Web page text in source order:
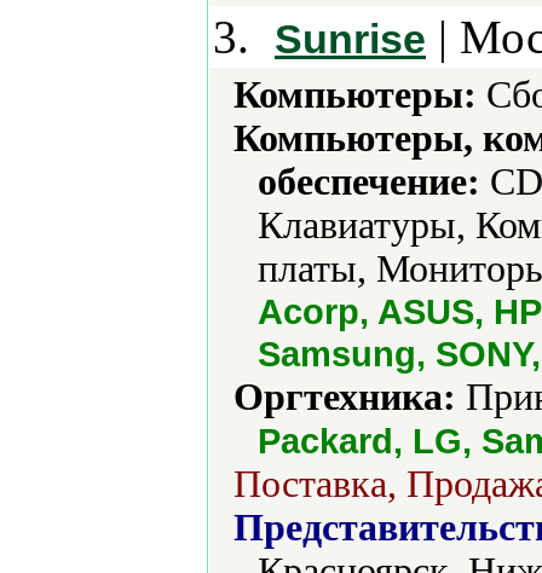
3. Sunrise |
Компьютеры:
Компьютеры,
обеспечение:
Клавиатуры,
платы,
Acorp, ASUS,
Samsung,
Оргтехника:
Packard, LG,
Поставка,